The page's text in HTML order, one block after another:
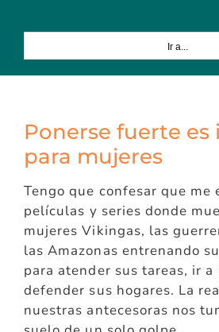
Ir a...
Ponerse fuerte
para mujeres
Tengo que confesar que me
películas y series donde
mujeres Vikingas, las
las Amazonas entrenando
para atender sus tareas, ir
defender sus hogares. La
nuestras antecesoras nos